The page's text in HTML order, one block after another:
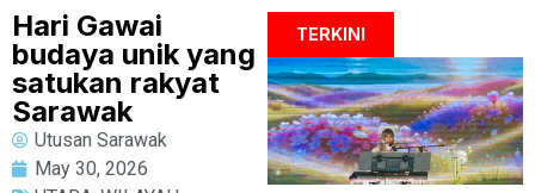
Hari Gawai
budaya unik yang
satukan rakyat
Sarawak
Utusan Sarawak
May 30, 2026
TERKINI